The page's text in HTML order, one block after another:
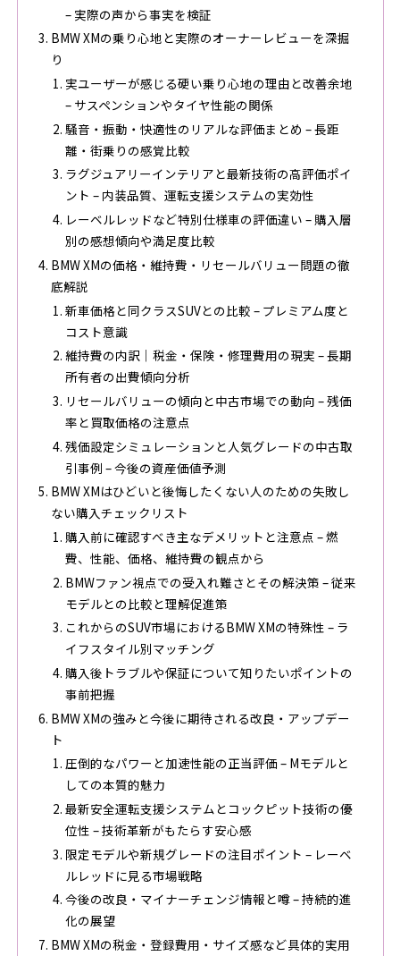
– 実際の声から事実を検証
BMW XMの乗り心地と実際のオーナーレビューを深掘
り
実ユーザーが感じる硬い乗り心地の理由と改善余地
– サスペンションやタイヤ性能の関係
騒音・振動・快適性のリアルな評価まとめ – 長距
離・街乗りの感覚比較
ラグジュアリーインテリアと最新技術の高評価ポイ
ント – 内装品質、運転支援システムの実効性
レーベルレッドなど特別仕様車の評価違い – 購入層
別の感想傾向や満足度比較
BMW XMの価格・維持費・リセールバリュー問題の徹
底解説
新車価格と同クラスSUVとの比較 – プレミアム度と
コスト意識
維持費の内訳｜税金・保険・修理費用の現実 – 長期
所有者の出費傾向分析
リセールバリューの傾向と中古市場での動向 – 残価
率と買取価格の注意点
残価設定シミュレーションと人気グレードの中古取
引事例 – 今後の資産価値予測
BMW XMはひどいと後悔したくない人のための失敗し
ない購入チェックリスト
購入前に確認すべき主なデメリットと注意点 – 燃
費、性能、価格、維持費の観点から
BMWファン視点での受入れ難さとその解決策 – 従来
モデルとの比較と理解促進策
これからのSUV市場におけるBMW XMの特殊性 – ラ
イフスタイル別マッチング
購入後トラブルや保証について知りたいポイントの
事前把握
BMW XMの強みと今後に期待される改良・アップデー
ト
圧倒的なパワーと加速性能の正当評価 – Mモデルと
しての本質的魅力
最新安全運転支援システムとコックピット技術の優
位性 – 技術革新がもたらす安心感
限定モデルや新規グレードの注目ポイント – レーベ
ルレッドに見る市場戦略
今後の改良・マイナーチェンジ情報と噂 – 持続的進
化の展望
BMW XMの税金・登録費用・サイズ感など具体的実用